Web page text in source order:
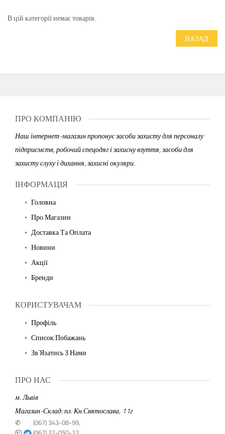
В цій категорії немає товарів.
НАЗАД
ПРО КОМПАНІЮ
Наш інтернет-магазин пропонує засоби захисту для персоналу
підприємств, робочий спецодяг і захисну взуття, засоби для
захисту слуху і дихання, захисні окуляри.
ІНФОРМАЦІЯ
Головна
Про Магазин
Доставка Та Оплата
Новини
Акції
Бренди
КОРИСТУВАЧАМ
Профіль
Список Побажань
Зв`язатись З Нами
ПРО НАС
м. Львів
Магазин-Склад: пл. Кн.Святослава, 11г
✆
(067) 343-08-99,